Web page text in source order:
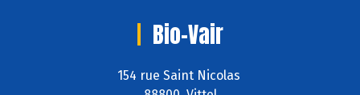
Bio-Vair
154 rue Saint Nicolas